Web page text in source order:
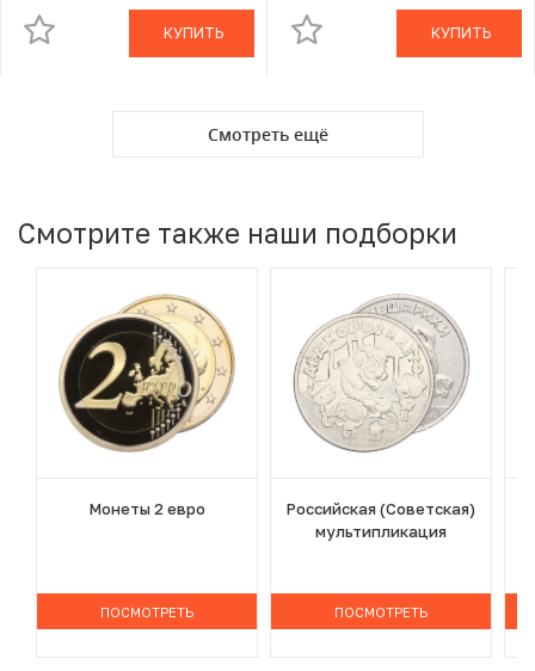
КУПИТЬ КУПИТЬ
Смотреть ещё
Смотрите также наши подборки
Монеты 2 евро
ПОСМОТРЕТЬ
Российская (Советская)
мультипликация
ПОСМОТРЕТЬ